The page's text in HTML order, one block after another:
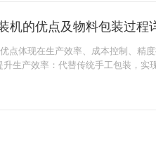
机的优点及物料包装过程
点体现在生产效率、成本控制、精
升生产效率‌：代替传统手工包装，实
钟，显著加快生产流程。•有效节约
，优化资源分配。•确保精确计量‌：